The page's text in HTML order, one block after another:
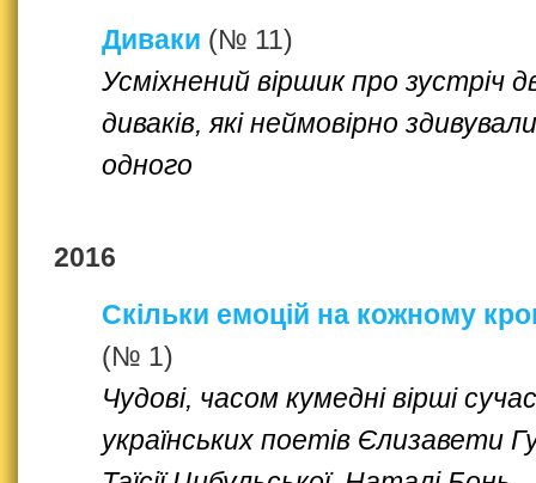
Диваки (№ 11)
Усміхнений віршик про зустріч
диваків, які неймовірно
одного
2016
Скільки емоцій на кожному
(№ 1)
Чудові, часом кумедні вірші
українських поетів Єлизавети